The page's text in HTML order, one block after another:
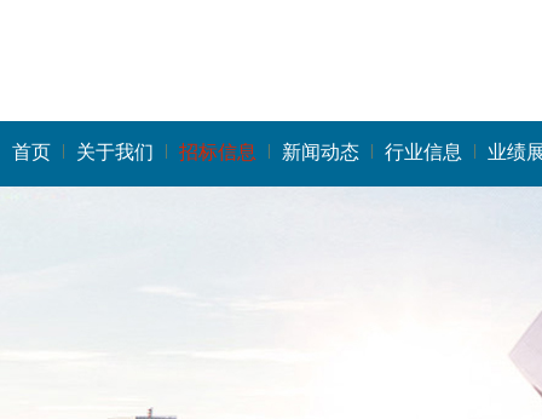
首页 关于我们 招标信息 新闻动态 行业信息 业绩